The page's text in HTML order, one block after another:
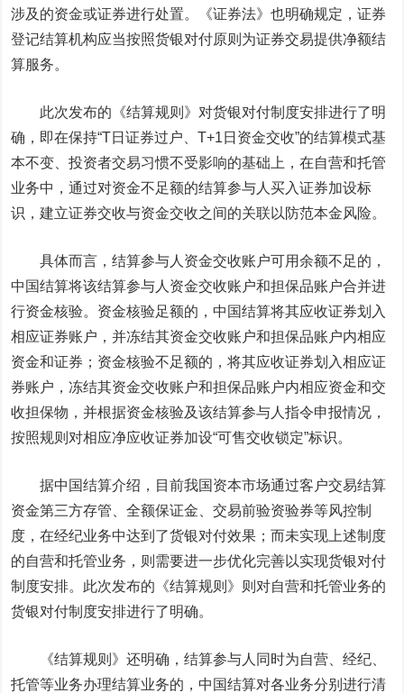
涉及的资金或证券进行处置。《证券法》也明确规定，证券
登记结算机构应当按照货银对付原则为证券交易提供净额结
算服务。
此次发布的《结算规则》对货银对付制度安排进行了明
确，即在保持“T日证券过户、T+1日资金交收”的结算模式基
本不变、投资者交易习惯不受影响的基础上，在自营和托管
业务中，通过对资金不足额的结算参与人买入证券加设标
识，建立证券交收与资金交收之间的关联以防范本金风险。
具体而言，结算参与人资金交收账户可用余额不足的，
中国结算将该结算参与人资金交收账户和担保品账户合并进
行资金核验。资金核验足额的，中国结算将其应收证券划入
相应证券账户，并冻结其资金交收账户和担保品账户内相应
资金和证券；资金核验不足额的，将其应收证券划入相应证
券账户，冻结其资金交收账户和担保品账户内相应资金和交
收担保物，并根据资金核验及该结算参与人指令申报情况，
按照规则对相应净应收证券加设“可售交收锁定”标识。
据中国结算介绍，目前我国资本市场通过客户交易结算
资金第三方存管、全额保证金、交易前验资验券等风控制
度，在经纪业务中达到了货银对付效果；而未实现上述制度
的自营和托管业务，则需要进一步优化完善以实现货银对付
制度安排。此次发布的《结算规则》则对自营和托管业务的
货银对付制度安排进行了明确。
《结算规则》还明确，结算参与人同时为自营、经纪、
托管等业务办理结算业务的，中国结算对各业务分别进行清